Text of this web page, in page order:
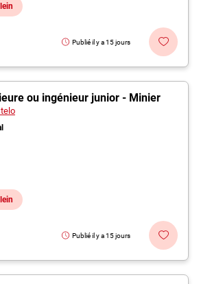
Publié il y a 15 jours
ou ingénieur junior - Minier
Publié il y a 15 jours